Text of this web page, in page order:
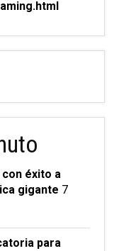
con éxito a
gigante 7
para